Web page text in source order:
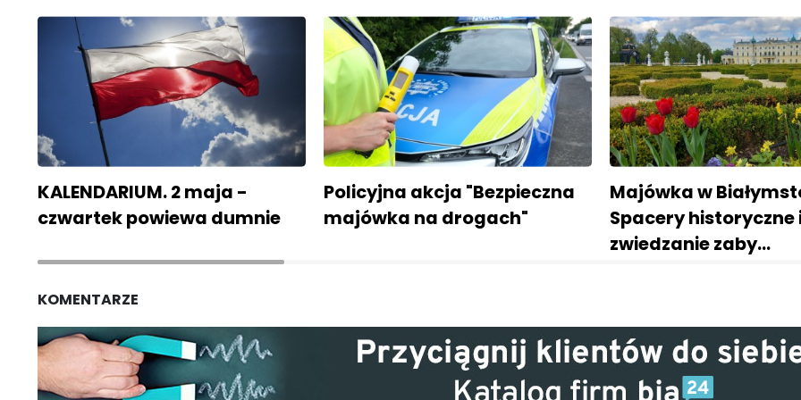
KALENDARIUM. 2 maja -
czwartek powiewa dumnie
Policyjna akcja "Bezpieczna
majówka na drogach"
Majówka w
Spacery historyczne
zwiedzanie zaby…
KOMENTARZE